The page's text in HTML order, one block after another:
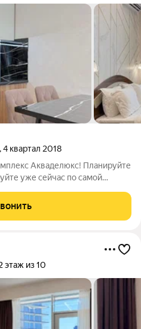
, 4 квартал 2018
Акваделюкс! Планиpуйте
уже сейчас по самой
этаж из 10